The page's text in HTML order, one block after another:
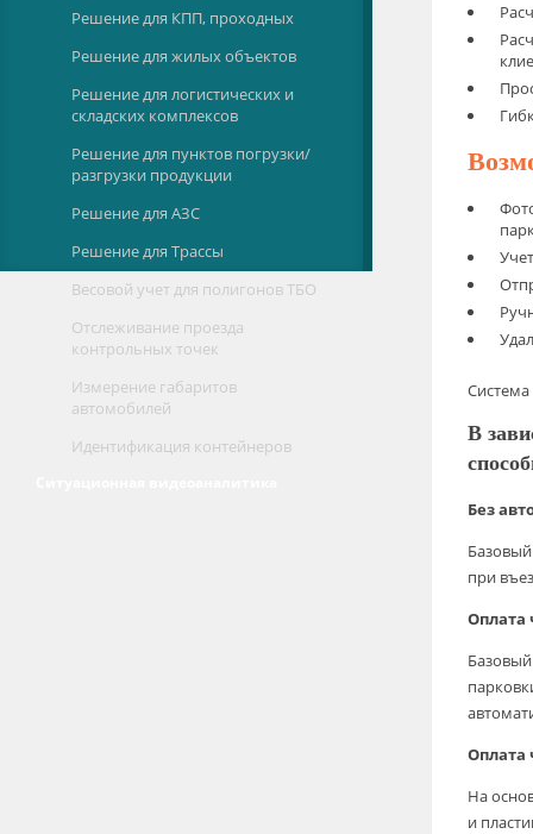
Решение для КПП, проходных
Решение для жилых объектов
Решение для логистических и
складских комплексов
Решение для пунктов погрузки/
разгрузки продукции
Решение для АЗС
Решение для Трассы
Весовой учет для полигонов ТБО
Отслеживание проезда
контрольных точек
Измерение габаритов
автомобилей
Идентификация контейнеров
В
Без
при
Оплата
Оплата
На
и